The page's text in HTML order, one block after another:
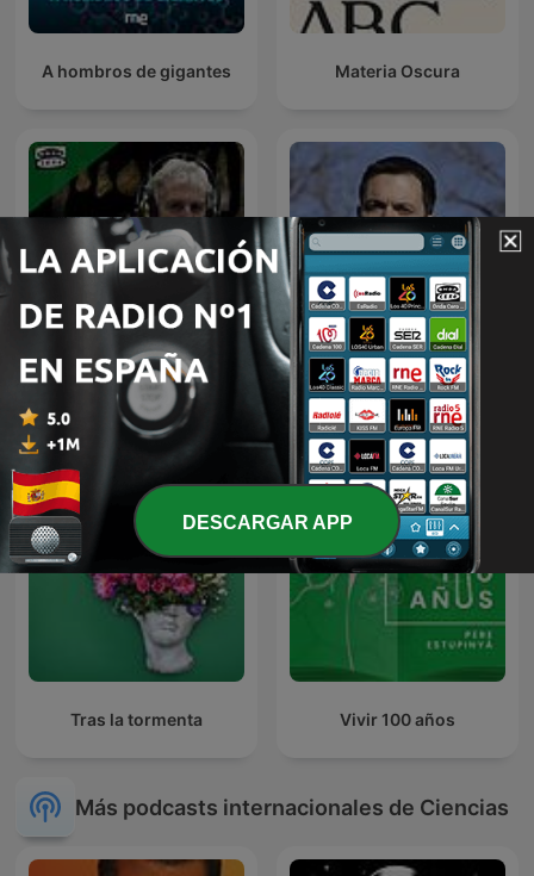
A hombros de gigantes Materia Oscura
Master Class con Juan
Luis Arsuaga
Podcast de Juan Ramón
Rallo
Tras la tormenta Vivir 100 años
Más podcasts internacionales de Ciencias
DESCARGAR APP